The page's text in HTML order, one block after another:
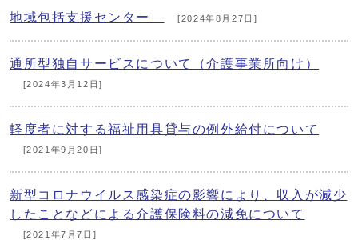
地域包括支援センター [2024年8月27日]
通所型独自サービスについて（介護事業所向け）
[2024年3月12日]
軽度者に対する福祉用具貸与の例外給付について
[2021年9月20日]
新型コロナウイルス感染症の影響により、収入が減少
したことなどによる介護保険料の減免について
[2021年7月7日]